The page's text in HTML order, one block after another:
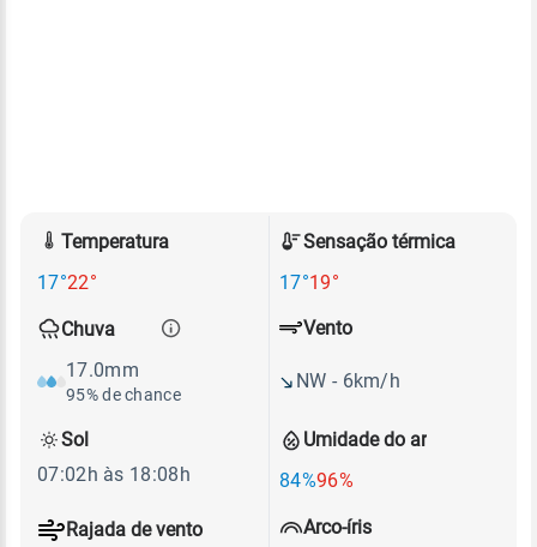
Temperatura
17°22°
Sensação térmica
17°19°
Chuva
17.0mm
95% de chance
Umidade do ar
84%96%
Vento
NW - 6km/h
Rajada de vento
Sol
07:02h às 18:08h
Arco-íris